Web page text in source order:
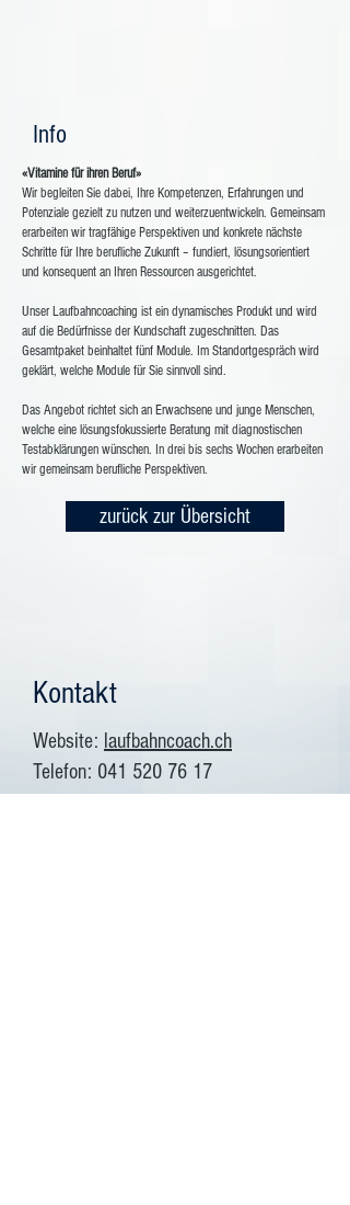
Info
«Vitamine für ihren Beruf»
Wir begleiten Sie dabei, Ihre Kompetenzen, Erfahrungen und
Potenziale gezielt zu nutzen und weiterzuentwickeln. Gemeinsam
erarbeiten wir tragfähige Perspektiven und konkrete nächste
Schritte für Ihre berufliche Zukunft – fundiert, lösungsorientiert
und konsequent an Ihren Ressourcen ausgerichtet.
Unser Laufbahncoaching ist ein dynamisches Produkt und wird
auf die Bedürfnisse der Kundschaft zugeschnitten. Das
Gesamtpaket beinhaltet fünf Module. Im Standortgespräch wird
geklärt, welche Module für Sie sinnvoll sind.
Das Angebot richtet sich an Erwachsene und junge Menschen,
welche eine lösungsfokussierte Beratung mit diagnostischen
Testabklärungen wünschen. In drei bis sechs Wochen erarbeiten
wir gemeinsam berufliche Perspektiven.
zurück zur Übersicht
Kontakt
Website: laufbahncoach.ch
Telefon: 041 520 76 17